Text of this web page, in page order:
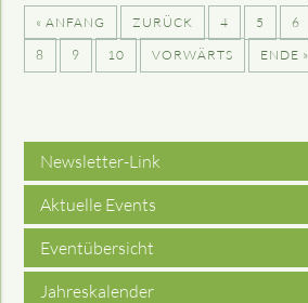
« ANFANG ZURÜCK 4 5 6
8
9 10 VORWÄRTS ENDE »
Newsletter-Link
Aktuelle Events
Eventübersicht
Jahreskalender